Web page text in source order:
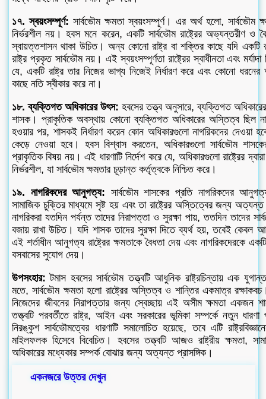
১৭. স্বয়ংসম্পূর্ণ: সার্বভৌম ক্ষমতা স্বয়ংসম্পূর্ণ। এর অর্থ হলো, সার্বভৌম
নির্ভরশীল নয়। হবস মনে করেন, একটি সার্বভৌম রাষ্ট্রের অভ্যন্তরীণ ও
স্বায়ত্তশাসন থাকা উচিত। অন্য কোনো রাষ্ট্র বা শক্তির কাছে যদি একটি
রাষ্ট্র প্রকৃত সার্বভৌম নয়। এই স্বয়ংসম্পূর্ণতা রাষ্ট্রের স্বাধীনতা এবং
যে, একটি রাষ্ট্র তার নিজের ভাগ্য নিজেই নির্ধারণ করে এবং কোনো ধরনের
কাছে নতি স্বীকার করে না।
১৮. ব্যক্তিগত অধিকারের উৎস: হবসের তত্ত্ব অনুসারে, ব্যক্তিগত
শাসক। প্রাকৃতিক অবস্থায় কোনো ব্যক্তিগত অধিকারের অস্তিত্ব ছিল
হওয়ার পর, শাসকই নির্ধারণ করেন কোন অধিকারগুলো নাগরিকদের দেওয়া
কেড়ে নেওয়া হবে। হবস বিশ্বাস করতেন, অধিকারগুলো সার্বভৌম
প্রাকৃতিক বিষয় নয়। এই ধারণাটি নির্দেশ করে যে, অধিকারগুলো রাষ্ট্রের
নির্ভরশীল, যা সার্বভৌম ক্ষমতার চূড়ান্ত কর্তৃত্বকে নিশ্চিত করে।
১৯. নাগরিকদের আনুগত্য: সার্বভৌম শাসকের প্রতি নাগরিকদের
সামাজিক চুক্তির মাধ্যমে সৃষ্ট হয় এবং তা রাষ্ট্রের অস্তিত্বের জন্য
নাগরিকরা যতদিন পর্যন্ত তাদের নিরাপত্তা ও সুরক্ষা পায়, ততদিন তাদের
বজায় রাখা উচিত। যদি শাসক তাদের সুরক্ষা দিতে ব্যর্থ হয়, তবেই কেবল
এই শর্তাধীন আনুগত্য রাষ্ট্রের ক্ষমতাকে বৈধতা দেয় এবং নাগরিকদেরকে
বসবাসের সুযোগ দেয়।
উপসংহার:টমাস হবসের সার্বভৌম তত্ত্বটি আধুনিক রাষ্ট্রচিন্তায় এক
মতে, সার্বভৌম ক্ষমতা হলো রাষ্ট্রের অস্তিত্ব ও শান্তির একমাত্র
নিজেদের জীবনের নিরাপত্তার জন্য স্বেচ্ছায় এই অসীম ক্ষমতা একজন
তত্ত্বটি পরবর্তীতে রাষ্ট্র, আইন এবং সরকারের ভূমিকা সম্পর্কে নতুন
নিরঙ্কুশ সার্বভৌমত্বের ধারণাটি সমালোচিত হয়েছে, তবে এটি
মাইলফলক হিসেবে বিবেচিত। হবসের তত্ত্বটি আজও রাষ্ট্রীয় ক্ষমতা,
অধিকারের মধ্যেকার সম্পর্ক বোঝার জন্য অত্যন্ত প্রাসঙ্গিক।
একনজরে উত্তর দেখুন